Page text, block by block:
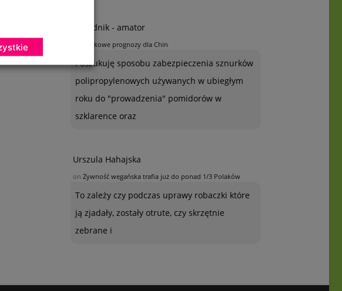
Ogrodnik - amator
Jabłkowe prognozy dla Chin
Poszukuję sposobu zabezpieczenia sznurków
polipropylenowych używanych w ubiegłym
roku do "prowadzenia" pomidorów w
szklarence oraz
Urszula Hahajska
on Żywność wegańska trafia już do ponad 1/3 Polaków
To zależy czy podczas uprawy robaczki które
ją zjadały, zostały otrute, czy skrzętnie
zebrane i